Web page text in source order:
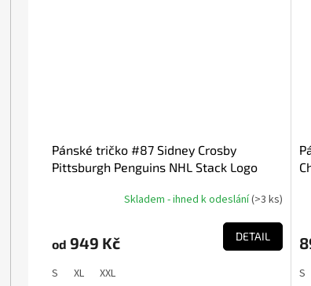
Pánské tričko #87 Sidney Crosby
Pittsburgh Penguins NHL Stack Logo
Skladem - ihned k odeslání(>3 ks)
od 949 Kč DETAIL
S XL XXL S